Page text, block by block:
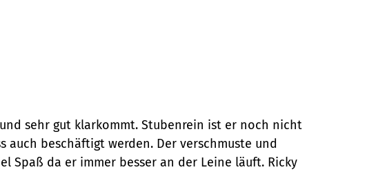
sehr gut klarkommt. Stubenrein ist er noch nicht
beschäftigt werden. Der verschmuste und
Spaß da er immer besser an der Leine läuft. Ricky